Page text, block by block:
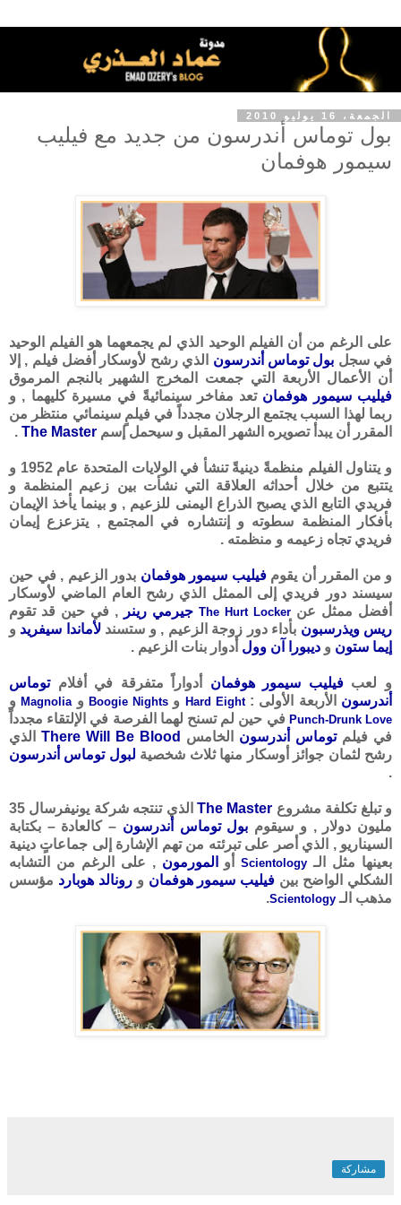
الجمعة، 16 يوليو 2010
بول توماس أندرسون من جديد مع فيليب
سيمور هوفمان
على الرغم من أن الفيلم الوحيد الذي لم يجمعهما هو الفيلم الوحيد
في سجل بول توماس أندرسون
الذي رشح لأوسكار أفضل فيلم , إلا
أن الأعمال الأربعة التي جمعت المخرج الشهير بالنجم المرموق
فيليب سيمور هوفمان تعد مفاخر سينمائيةً في مسيرة كليهما , و
ربما لهذا السبب يجتمع الرجلان مجدداً في فيلمٍ سينمائي منتظر من
المقرر أن يبدأ تصويره الشهر المقبل و سيحمل إسم The Master
.
و يتناول الفيلم منظمةً دينيةً تنشأ في الولايات المتحدة عام 1952 و
يتتبع من خلال أحداثه العلاقة التي نشأت بين زعيم المنظمة و
فريدي التابع الذي يصبح الذراع اليمنى للزعيم , و بينما يأخذ الإيمان
بأفكار المنظمة سطوته و إنتشاره في المجتمع , يتزعزع إيمان
فريدي تجاه زعيمه و منظمته .
و من المقرر أن يقومفيليب سيمور هوفمان بدور الزعيم , في حين
سيسند دور فريدي إلى الممثل الذي رشح العام الماضي لأوسكار
أفضل ممثل عن The Hurt Locker جيرمي رينر
, في حين قد تقوم
ريس ويذرسبون بأداء دور زوجة الزعيم , و ستسند لأماندا سيفريد و
إيما ستون و ديبورا آن وول أدوار بنات الزعيم .
و لعبفيليب سيمور هوفمان أدواراً متفرقة في أفلامتوماس
أندرسون الأربعة الأولى :Hard Eight و Boogie Nights و Magnoliaو
Punch-Drunk Love في حين لم تسنح لهما الفرصة في الإلتقاء مجدداً
في فيلمتوماس أندرسون الخامس There Will Be Blood الذي
رشح لثمان جوائز أوسكار منها ثلاث شخصية لبول توماس أندرسون
.
و تبلغ تكلفة مشروع The Master
الذي تنتجه شركة يونيفرسال 35
مليون دولار , و سيقوم بول توماس أندرسون – كالعادة – بكتابة
السيناريو , الذي أصر على تبرئته من تهم الإشارة إلى جماعاتٍ دينية
بعينها مثل الـ Scientologyأو المورمون , على الرغم من التشابه
الشكلي الواضح بين فيليب سيمور هوفمان ورونالد هوبارد مؤسس
مذهب الـ Scientology
.
مشاركة